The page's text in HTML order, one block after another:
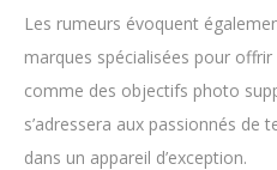
Les rumeurs évoquent
marques spécialisées pour
comme des objectifs photo
s’adressera aux passionnés de
dans un appareil d’exception.